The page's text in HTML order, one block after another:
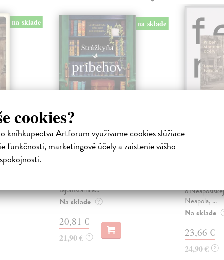
cookies?
kníhkupectva Artforum využívame cookies slúžiace
funkčnosti, marketingové účely a zaistenie vášho
na sklade na sklade
Strážkyňa príbehov
Woods Evie| Kniha
tajomstami a...
Na sklade ?
20,81 €
21,90 € ?
Príbeh
Nič
o
Neapola, ...
Na sklade
23,66 €
24,90 € ?